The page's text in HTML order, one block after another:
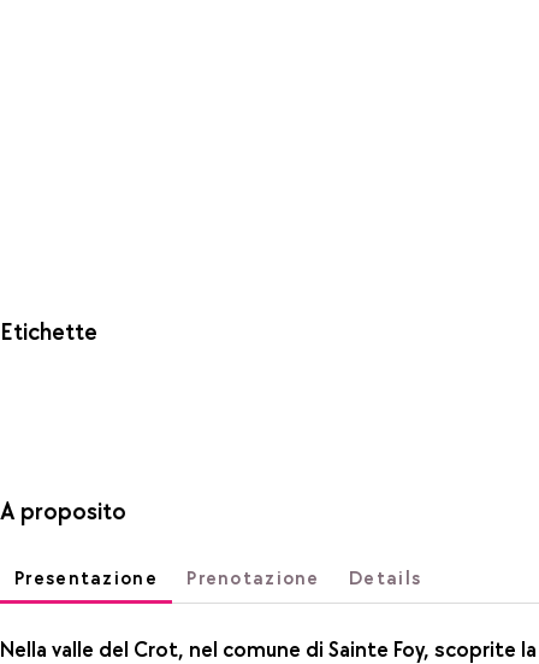
Etichette
A proposito
Presentazione Prenotazione Details
Nella valle del Crot, nel comune di Sainte Foy, scoprite la